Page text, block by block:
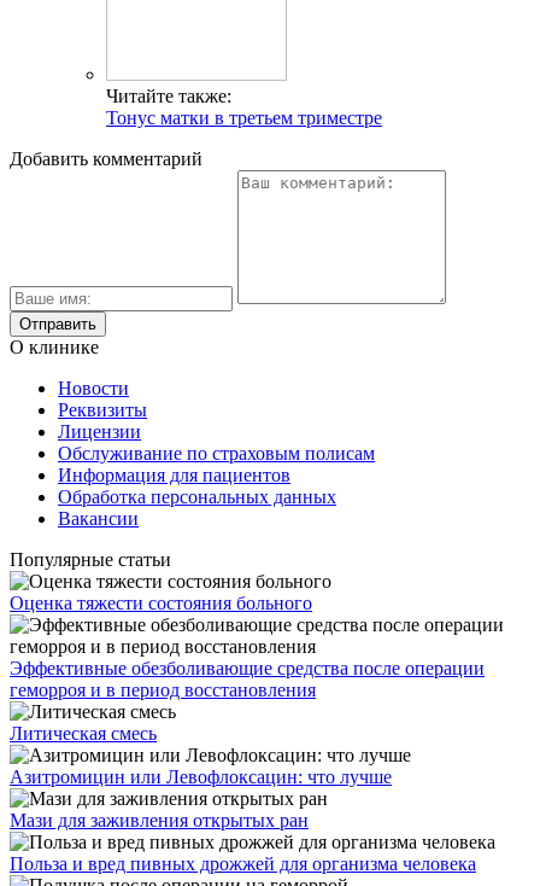
Читайте также:
Тонус матки в третьем триместре
Добавить комментарий
О клинике
Новости
Реквизиты
Лицензии
Обслуживание по страховым полисам
Информация для пациентов
Обработка персональных данных
Вакансии
Популярные статьи
Оценка тяжести состояния больного
Эффективные обезболивающие средства после операции
геморроя и в период восстановления
Литическая смесь
Азитромицин или Левофлоксацин: что лучше
Мази для заживления открытых ран
Польза и вред пивных дрожжей для организма человека